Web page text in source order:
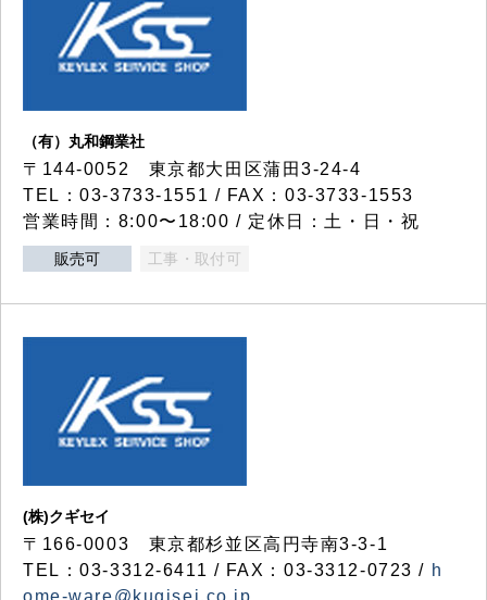
（有）丸和鋼業社
〒144-0052 東京都大田区蒲田3-24-4
TEL：03-3733-1551 / FAX：03-3733-1553
営業時間：8:00〜18:00 / 定休日：土・日・祝
販売可 工事・取付可
(株)クギセイ
〒166-0003 東京都杉並区高円寺南3-3-1
TEL：03-3312-6411 / FAX：03-3312-0723 / h
ome-ware@kugisei.co.jp